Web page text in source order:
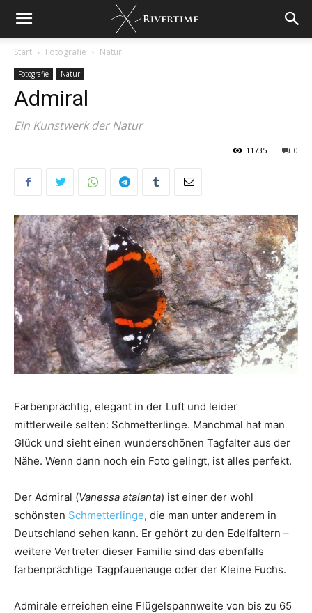
Start Fotografie Natur
Fotografie Natur
Admiral
Ein Kunstwerk der Natur
0
11735
Farbenprächtig, elegant in der Luft und leider
mittlerweile selten: Schmetterlinge. Manchmal hat man
Glück und sieht einen wunderschönen Tagfalter aus der
Nähe. Wenn dann noch ein Foto gelingt, ist alles perfekt.
Der Admiral (Vanessa atalanta) ist einer der wohl
schönsten Schmetterlinge, die man unter anderem in
Deutschland sehen kann. Er gehört zu den Edelfaltern –
weitere Vertreter dieser Familie sind das ebenfalls
farbenprächtige Tagpfauenauge oder der Kleine Fuchs.
Admirale erreichen eine Flügelspannweite von bis zu 65